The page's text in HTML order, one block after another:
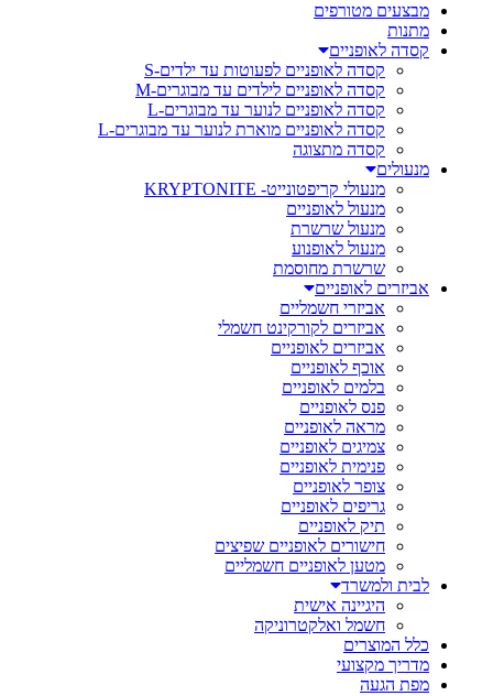
מבצעים מטורפים
מתנות
קסדה לאופניים
קסדה לאופניים לפעוטות עד ילדים-S
קסדה לאופניים לילדים עד מבוגרים-M
קסדה לאופניים לנוער עד מבוגרים-L
קסדה לאופניים מוארת לנוער עד מבוגרים-L
קסדה מתצוגה
מנעולים
מנעולי קריפטונייט- KRYPTONITE
מנעול לאופניים
מנעול שרשרת
מנעול לאופנוע
שרשרת מחוסמת
אביזרים לאופניים
אביזרי חשמליים
אביזרים לקורקינט חשמלי
אביזרים לאופניים
אוכף לאופניים
בלמים לאופניים
פנס לאופניים
מראה לאופניים
צמיגים לאופניים
פנימית לאופניים
צופר לאופניים
גריפים לאופניים
תיק לאופניים
חישורים לאופניים שפיצים
מטען לאופניים חשמליים
לבית ולמשרד
היגיינה אישית
חשמל ואלקטרוניקה
כלל המוצרים
מדריך מקצועי
מפת הגעה